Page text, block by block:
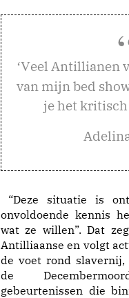
‘Veel Antillianen
van mijn bed
je het kritisch
“Deze situatie is
onvoldoende kennis
wat ze willen”. Dat
Antilliaanse en volgt
de voet rond
de
gebeurtenissen die